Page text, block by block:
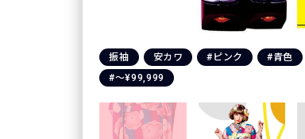
振袖 安カワ #ピンク
#青色
#〜¥99,999